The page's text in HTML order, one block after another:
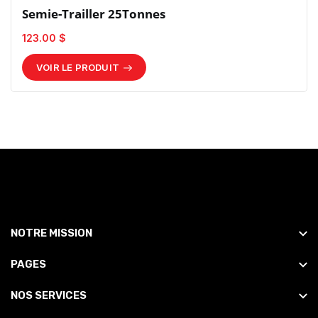
Semie-Trailler 25Tonnes
123.00 $
VOIR LE PRODUIT
NOTRE MISSION
PAGES
NOS SERVICES